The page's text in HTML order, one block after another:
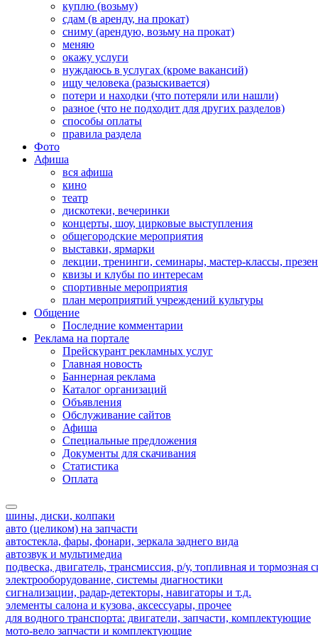
куплю (возьму)
сдам (в аренду, на прокат)
сниму (арендую, возьму на прокат)
меняю
окажу услуги
нуждаюсь в услугах (кроме вакансий)
ищу человека (разыскивается)
потери и находки (что потеряли или нашли)
разное (что не подходит для других разделов)
способы оплаты
правила раздела
Фото
Афиша
вся афиша
кино
театр
дискотеки, вечеринки
концерты, шоу, цирковые выступления
общегородские мероприятия
выставки, ярмарки
лекции, тренинги, семинары, мастер-классы,
квизы и клубы по интересам
спортивные мероприятия
план мероприятий учреждений культуры
Общение
Последние комментарии
Реклама на портале
Прейскурант рекламных услуг
Главная новость
Баннерная реклама
Каталог организаций
Объявления
Обслуживание сайтов
Афиша
Специальные предложения
Документы для скачивания
Статистика
Оплата
шины, диски, колпаки
авто (целиком) на запчасти
автостекла, фары, фонари, зеркала заднего вида
автозвук и мультимедиа
подвеска, двигатель, трансмиссия, р/у, топливная и тормозная
электрооборудование, системы диагностики
сигнализации, радар-детекторы, навигаторы и т.д.
элементы салона и кузова, аксессуары, прочее
для водного транспорта: двигатели, запчасти, комплектующие
мото-вело запчасти и комплектующие